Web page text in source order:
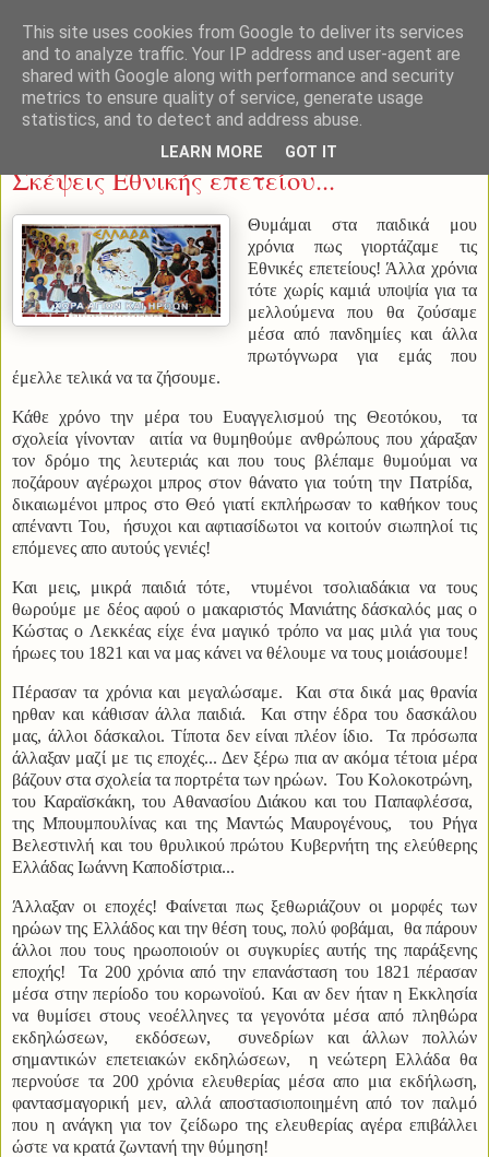
Παρασκευή 24 Μαρτίου 2023
Σκέψεις Εθνικής επετείου...
Θυμάμαι στα παιδικά μου
χρόνια πως γιορτάζαμε τις
Εθνικές επετείους! Άλλα χρόνια
τότε χωρίς καμιά υποψία για τα
μελλούμενα που θα ζούσαμε
μέσα από πανδημίες και άλλα
πρωτόγνωρα για εμάς που
έμελλε τελικά να τα ζήσουμε.
Κάθε χρόνο την μέρα του Ευαγγελισμού της Θεοτόκου, τα
σχολεία γίνονταν αιτία να θυμηθούμε ανθρώπους που χάραξαν
τον δρόμο της λευτεριάς και που τους βλέπαμε θυμούμαι να
ποζάρουν αγέρωχοι μπρος στον θάνατο για τούτη την Πατρίδα,
δικαιωμένοι μπρος στο Θεό γιατί εκπλήρωσαν το καθήκον τους
απέναντι Του, ήσυχοι και αφτιασίδωτοι να κοιτούν σιωπηλοί τις
επόμενες απο αυτούς γενιές!
Και μεις, μικρά παιδιά τότε, ντυμένοι τσολιαδάκια να τους
θωρούμε με δέος αφού ο μακαριστός Μανιάτης δάσκαλός μας ο
Κώστας ο Λεκκέας είχε ένα μαγικό τρόπο να μας μιλά για τους
ήρωες του 1821 και να μας κάνει να θέλουμε να τους μοιάσουμε!
Πέρασαν τα χρόνια και μεγαλώσαμε. Και στα δικά μας θρανία
ηρθαν και κάθισαν άλλα παιδιά. Και στην έδρα του δασκάλου
μας, άλλοι δάσκαλοι. Τίποτα δεν είναι πλέον ίδιο. Τα πρόσωπα
άλλαξαν μαζί με τις εποχές... Δεν ξέρω πια αν ακόμα τέτοια μέρα
βάζουν στα σχολεία τα πορτρέτα των ηρώων. Του Κολοκοτρώνη,
του Καραϊσκάκη, του Αθανασίου Διάκου και του Παπαφλέσσα,
της Μπουμπουλίνας και της Μαντώς Μαυρογένους, του Ρήγα
Βελεστινλή και του θρυλικού πρώτου Κυβερνήτη της ελεύθερης
Ελλάδας Ιωάννη Καποδίστρια...
Άλλαξαν οι εποχές! Φαίνεται πως ξεθωριάζουν οι μορφές των
ηρώων της Ελλάδος και την θέση τους, πολύ φοβάμαι, θα πάρουν
άλλοι που τους ηρωοποιούν οι συγκυρίες αυτής της παράξενης
εποχής! Τα 200 χρόνια από την επανάσταση του 1821 πέρασαν
μέσα στην περίοδο του κορωνοϊού. Και αν δεν ήταν η Εκκλησία
να θυμίσει στους νεοέλληνες τα γεγονότα μέσα από πληθώρα
εκδηλώσεων, εκδόσεων, συνεδρίων και άλλων πολλών
σημαντικών επετειακών εκδηλώσεων, η νεώτερη Ελλάδα θα
περνούσε τα 200 χρόνια ελευθερίας μέσα απο μια εκδήλωση,
φαντασμαγορική μεν, αλλά αποστασιοποιημένη από τον παλμό
που η ανάγκη για τον ζείδωρο της ελευθερίας αγέρα επιβάλλει
ώστε να κρατά ζωντανή την θύμηση!
This site uses cookies from Google to deliver its services
and to analyze traffic. Your IP address and user-agent are
shared with Google along with performance and security
metrics to ensure quality of service, generate usage
statistics, and to detect and address abuse.
LEARN MORE GOT IT